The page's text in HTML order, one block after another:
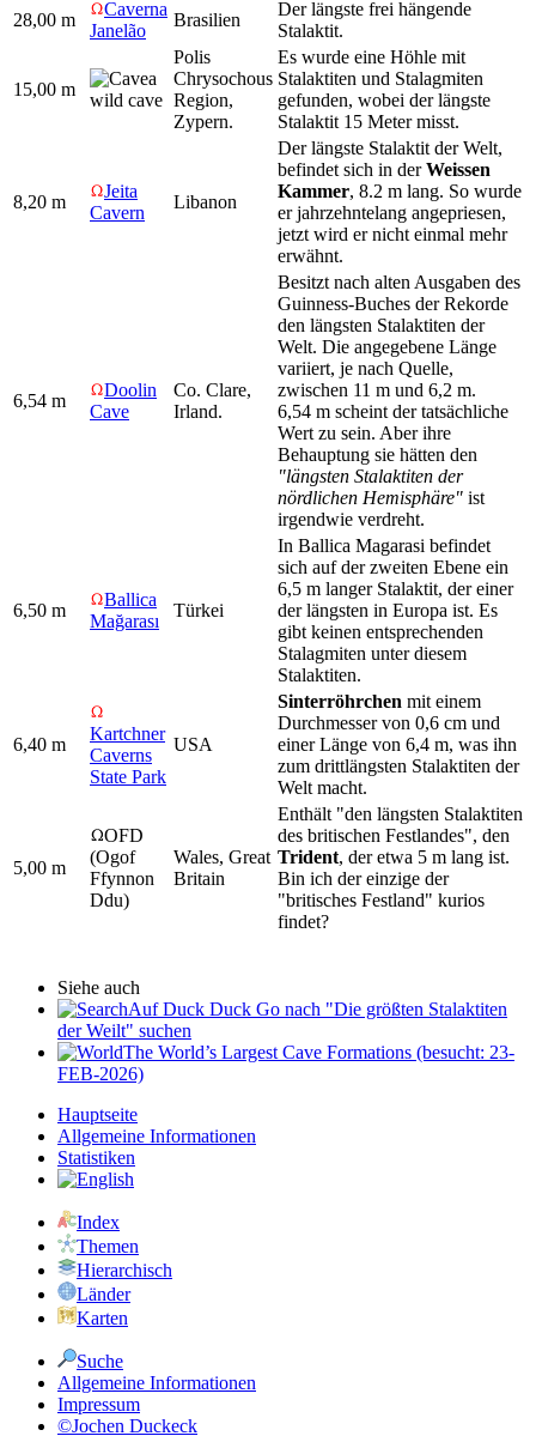
28,00 m
Caverna
Janelão
Brasilien
Der längste frei hängende
Stalaktit.
15,00 m
a
wild cave
Polis
Chrysochous
Region,
Zypern.
Es wurde eine Höhle mit
Stalaktiten und Stalagmiten
gefunden, wobei der längste
Stalaktit 15 Meter misst.
8,20 m
Jeita
Cavern
Libanon
Der längste Stalaktit der Welt,
befindet sich in derWeissen
Kammer, 8.2 m lang. So wurde
er jahrzehntelang angepriesen,
jetzt wird er nicht einmal mehr
erwähnt.
6,54 m
Doolin
Cave
Co. Clare,
Irland.
Besitzt nach alten Ausgaben des
Guinness-Buches der Rekorde
den längsten Stalaktiten der
Welt. Die angegebene Länge
variiert, je nach Quelle,
zwischen 11 m und 6,2 m.
6,54 m scheint der tatsächliche
Wert zu sein. Aber ihre
Behauptung sie hätten den
"längsten Stalaktiten der
nördlichen Hemisphäre" ist
irgendwie verdreht.
6,50 m
Ballica
Mağarası
Türkei
In Ballica Magarasi befindet
sich auf der zweiten Ebene ein
6,5 m langer Stalaktit, der einer
der längsten in Europa ist. Es
gibt keinen entsprechenden
Stalagmiten unter diesem
Stalaktiten.
6,40 m
Kartchner
Caverns
State Park
USA
Sinterröhrchen mit einem
Durchmesser von 0,6 cm und
einer Länge von 6,4 m, was ihn
zum drittlängsten Stalaktiten der
Welt macht.
5,00 m
OFD
(Ogof
Ffynnon
Ddu)
Wales, Great
Britain
Enthält "den längsten Stalaktiten
des britischen Festlandes", den
Trident, der etwa 5 m lang ist.
Bin ich der einzige der
"britisches Festland" kurios
findet?
Siehe auch
Auf Duck Duck Go nach "Die größten Stalaktiten
der Weilt" suchen
The World’s Largest Cave Formations (besucht: 23-
FEB-2026)
Hauptseite
Allgemeine Informationen
Statistiken
Index
Themen
Hierarchisch
Länder
Karten
Suche
Allgemeine Informationen
Impressum
©Jochen Duckeck